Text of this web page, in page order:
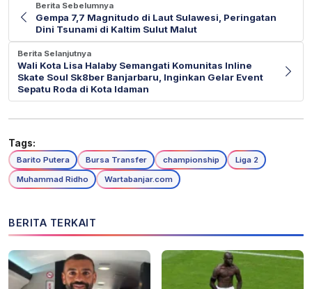
Berita Sebelumnya
Gempa 7,7 Magnitudo di Laut Sulawesi, Peringatan
Dini Tsunami di Kaltim Sulut Malut
Berita Selanjutnya
Wali Kota Lisa Halaby Semangati Komunitas Inline
Skate Soul Sk8ber Banjarbaru, Inginkan Gelar Event
Sepatu Roda di Kota Idaman
Tags:
Barito Putera Bursa Transfer championship
Liga 2
Muhammad Ridho
Wartabanjar.com
BERITA TERKAIT